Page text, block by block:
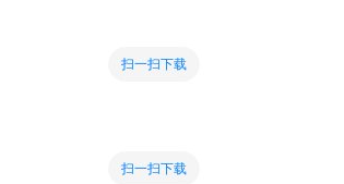
扫一扫下载
扫一扫下载